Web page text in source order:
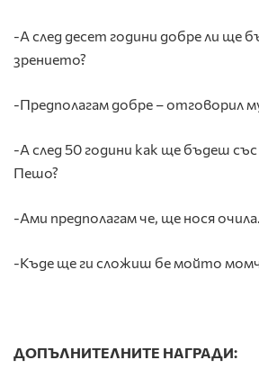
-А след десет години добре ли ще
зрението?
-Предполагам добре – отговорил
-А след 50 години как ще бъдеш
Пешо?
-Ами предполагам че, ще нося очила.
-Къде ще ги сложиш бе мойто
ДОПЪЛНИТЕЛНИТЕ НАГРАДИ: